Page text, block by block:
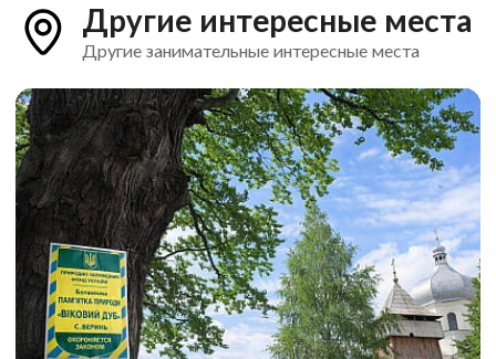
Другие интересные места
Другие занимательные интересные места